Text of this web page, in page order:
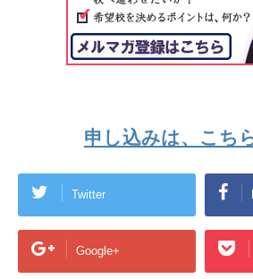
申し込みは、こち
Twitter
Google+